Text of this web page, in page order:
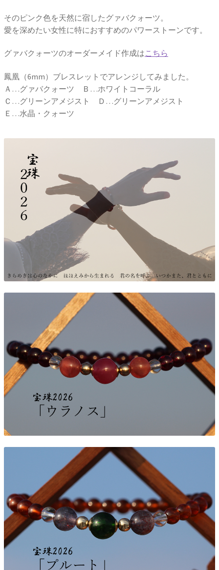
そのピンク色を天然に宿したグァバクォーツ。
愛を深めたい女性に特におすすめのパワーストーンです。
グァバクォーツのオーダーメイド作成はこちら
鳳凰（6mm）ブレスレットでアレンジしてみました。
Ａ…グァバクォーツ Ｂ…ホワイトコーラル
Ｃ…グリーンアメジスト Ｄ…グリーンアメジスト
Ｅ…水晶・クォーツ